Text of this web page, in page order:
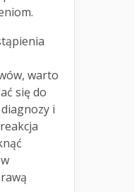
warto
się do
i